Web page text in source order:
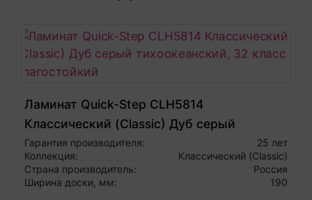
Ламинат Quick-Step CLH5814
Классический (Classic) Дуб серый
тихоокеанский, 32 класс влагостойкий
Гарантия производителя:
25 лет
Коллекция:
Классический (Classic)
Страна производитель:
Россия
Ширина доски, мм:
190